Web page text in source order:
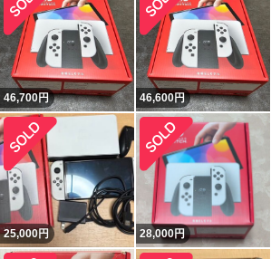
46,700円 46,600円
25,000円 28,000円